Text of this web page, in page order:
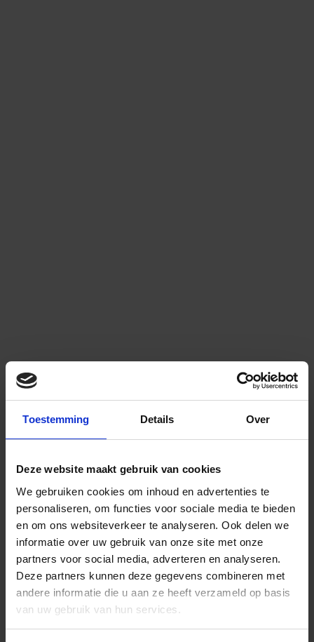
Toestemming Details Over
Deze website maakt gebruik van cookies
We gebruiken cookies om inhoud en advertenties te
personaliseren, om functies voor sociale media te bieden
en om ons websiteverkeer te analyseren. Ook delen we
informatie over uw gebruik van onze site met onze
partners voor social media, adverteren en analyseren.
Deze partners kunnen deze gegevens combineren met
andere informatie die u aan ze heeft verzameld op basis
van uw gebruik van hun services.